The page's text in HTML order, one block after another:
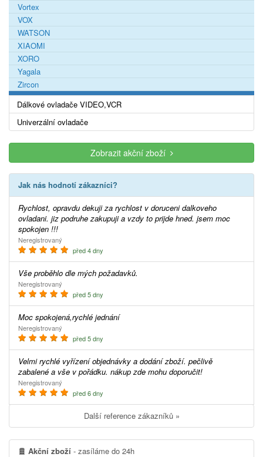
Vortex
VOX
WATSON
XIAOMI
XORO
Yagala
Zircon
Dálkové ovladače VIDEO,VCR
Univerzální ovladače
Zobrazit akční zboží
Jak nás hodnotí zákazníci?
Rychlost, opravdu dekuji za rychlost v doruceni dalkoveho
ovladani. jiz podruhe zakupuji a vzdy to prijde hned. jsem moc
spokojen !!!
Neregistrovaný
před 4 dny
Vše proběhlo dle mých požadavků.
Neregistrovaný
před 5 dny
Moc spokojená,rychlé jednání
Neregistrovaný
před 5 dny
Velmi rychlé vyřízení objednávky a dodání zboží. pečlivě
zabalené a vše v pořádku. nákup zde mohu doporučit!
Neregistrovaný
před 6 dny
Další reference zákazníků »
Akční zboží - zasíláme do 24h